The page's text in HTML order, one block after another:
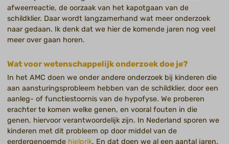
afweerreactie, de oorzaak van het kapotgaan van de
schildklier. Daar wordt langzamerhand wat meer onderzoek
naar gedaan. Ik denk dat we hier de komende jaren nog veel
meer over gaan horen.
Wat voor wetenschappelijk onderzoek doe je?
In het AMC doen we onder andere onderzoek bij kinderen die
aan aansturingsprobleem hebben van de schildklier, door een
aanleg- of functiestoornis van de hypofyse. We proberen
erachter te komen welke genen, en vooral fouten in die
genen, hiervoor verantwoordelijk zijn. In Nederland sporen we
kinderen met dit probleem op door middel van de
eerdergenoemde hielprik. En dat doen we al een aantal jaren.